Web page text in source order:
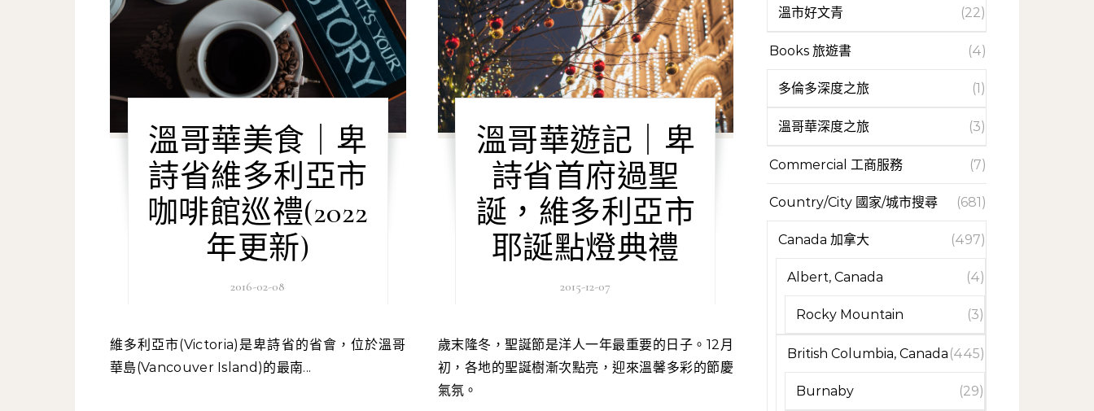
溫哥華美食｜卑
詩省維多利亞市
咖啡館巡禮(2022
年更新)
2016-02-08
維多利亞市(Victoria)是卑詩省的省會，位於溫哥
華島(Vancouver Island)的最南...
溫哥華遊記｜卑
詩省首府過聖
誕，維多利亞市
耶誕點燈典禮
2015-12-07
歲末隆冬，聖誕節是洋人一年最重要的日子。12月
初，各地的聖誕樹漸次點亮，迎來溫馨多彩的節慶
氣氛。
溫市好文青 (22)
Books 旅遊書 (4)
多倫多深度之旅 (1)
溫哥華深度之旅 (3)
Commercial 工商服務 (7)
Country/City 國家/城市搜尋 (681)
Canada 加拿大 (497)
Albert, Canada (4)
Rocky Mountain (3)
British Columbia, Canada (445)
Burnaby (29)